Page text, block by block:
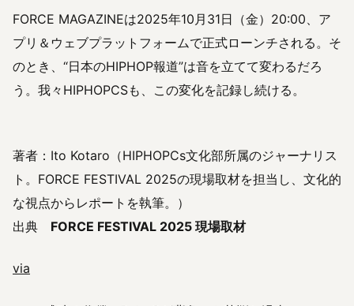
FORCE MAGAZINEは2025年10月31日（金）20:00、ア
プリ＆ウェブプラットフォームで正式ローンチされる。そ
のとき、“日本のHIPHOP報道”は音を立てて変わるだろ
う。我々HIPHOPCSも、この変化を記録し続ける。
著者：Ito Kotaro（HIPHOPCs文化部所属のジャーナリス
ト。FORCE FESTIVAL 2025の現場取材を担当し、文化的
な視点からレポートを執筆。）
出典 FORCE FESTIVAL 2025 現場取材
via